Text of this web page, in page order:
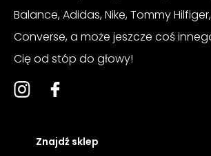
Balance, Adidas, Nike, Tommy
Converse, a może jeszcze coś
Cię od stóp do głowy!
Znajdź sklep